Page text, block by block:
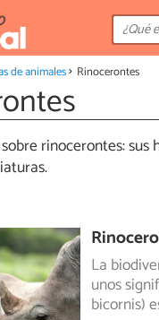
de animales Rinocerontes
rinocerontes:
La
unos
bicornis)